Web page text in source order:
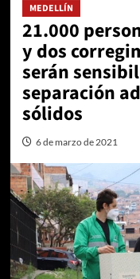
MEDELLÍN
21.000
y dos
serán
separación
sólidos
6 de marzo de 2021